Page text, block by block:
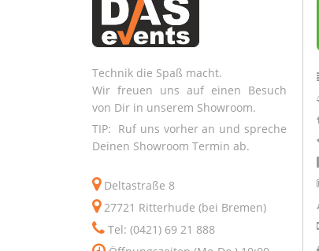
Technik die Spaß macht.
Wir freuen uns auf einen Besuch
von Dir in unserem Showroom.
TIP: Ruf uns vorher an und spreche
Deinen Showroom Termin ab.
Deltastraße 8
27721 Ritterhude (bei Bremen)
Tel: (0421) 69 21 888